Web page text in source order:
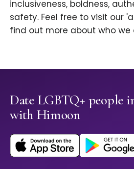
inclusiveness, boldness,
safety. Feel free to visit our
find out more about who we
Date LGBTQ+ people
with Himoon